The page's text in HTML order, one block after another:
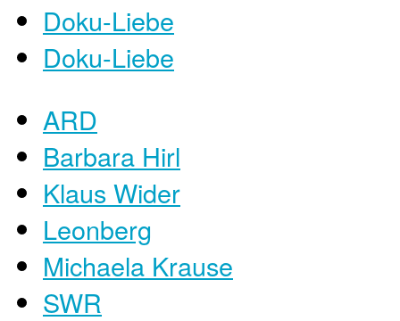
Doku-Liebe
Doku-Liebe
ARD
Barbara Hirl
Klaus Wider
Leonberg
Michaela Krause
SWR